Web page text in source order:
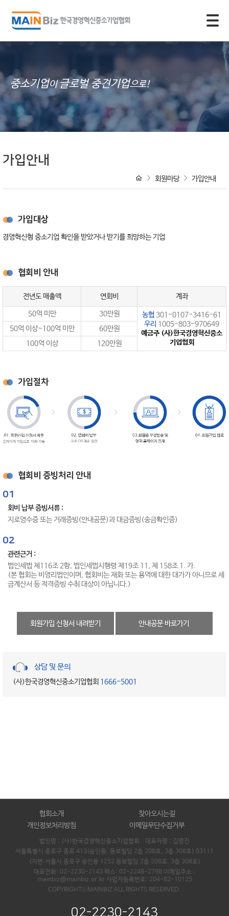
중소기업이글로벌 중견기업으로!
가입안내
회원마당 가입안내
가입대상
경영혁신형 중소기업 확인을 받았거나 받기를 희망하는 기업
협회비 안내
전년도 매출액 연회비 계좌
50억 미만 30만원 농협 301-0107-3416-61
우리 1005-803-970649
예금주 (사)한국경영혁신중소
기업협회
50억 이상~100억 미만
60만원
100억 이상
120만원
가입절차
협회비 증빙처리 안내
01
회비 납부 증빙서류 :
지로영수증 또는 거래증빙(안내공문)과 대금증빙(송금확인증)
02
관련근거 :
법인세법 제116조 2항, 법인세법시행령 제19조 11, 제 158조 1. 가.
(본 협회는 비영리법인이며, 협회비는 재화 또는 용역에 대한 대가가 아니므로 세
금계산서 등 적격증빙 수취 대상이 아닙니다.)
회원가입 신청서 내려받기 안내공문 바로가기
상담 및 문의
(사)한국경영혁신중소기업협회 1666-5001
협회소개
찾아오시는길
개인정보처리방침
이메일무단수집거부
법인명 : (사)한국경영혁신중소기업협회 대표자명 : 김명진
서울특별시 종로구 종로 413(숭인동, 동보빌딩 2층 208호, 3층 308호) 03111
(지번:서울시 종로구 숭인동 1252 동보빌딩 2층 208호, 3층 308호)
대표전화: 02-2230-2143 팩스: 02-2248-2798 이메일주소 :
mainbiz@mainbiz.or.kr 사업자등록번호: 204-82-10125
COPYRIGHTⓒMAINBIZ ALL RIGHTS RESERVED.
02-2230-2143